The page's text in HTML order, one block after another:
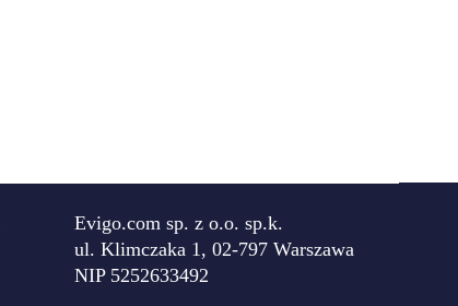
Evigo.com sp. z o.o. sp.k.
ul. Klimczaka 1, 02-797 Warszawa
NIP 5252633492